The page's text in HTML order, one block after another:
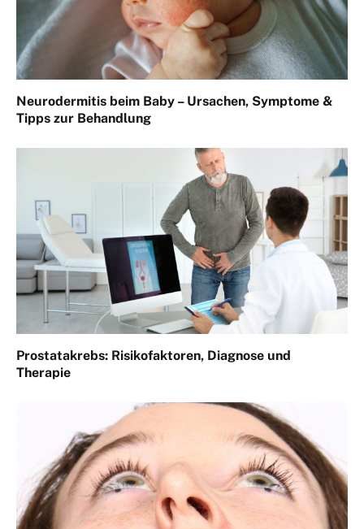
Neurodermitis beim Baby – Ursachen, Symptome &
Tipps zur Behandlung
Prostatakrebs: Risikofaktoren, Diagnose und
Therapie